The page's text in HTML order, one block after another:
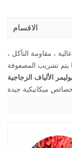
الاقسام
، مقاومة التآكل ،
يتم تشريب المصفوفة
الألياف الزجاجية